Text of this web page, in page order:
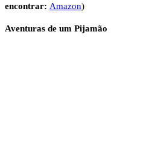
encontrar: Amazon)
Aventuras de um Pijamão